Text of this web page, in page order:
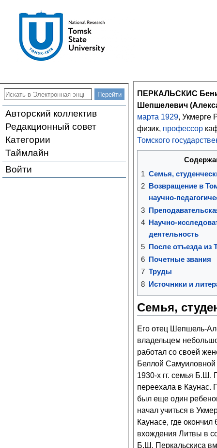
Авторский коллектив
Редакционный совет
Категории
Таймлайн
Войти
ПЕРКАЛЬСКИС
Шепшелевич
марта 1929, Укмерге
физик, профессор
Томского
1 Семья,
2
Возвращение в
научно-
3
4
Научно-
деятельность
5 После отъезда из
6 Почетные звания
7 Труды
8 Источники и
Семья,
Его отец Шепшель-
владельцем
работал со своей
Беллой
1930-х гг. семья Б.Ш.
переехала в Каунас.
был еще один
начал учиться в
Каунасе, где окончил
вхождения Литвы в
Б.Ш. Перкальскиса